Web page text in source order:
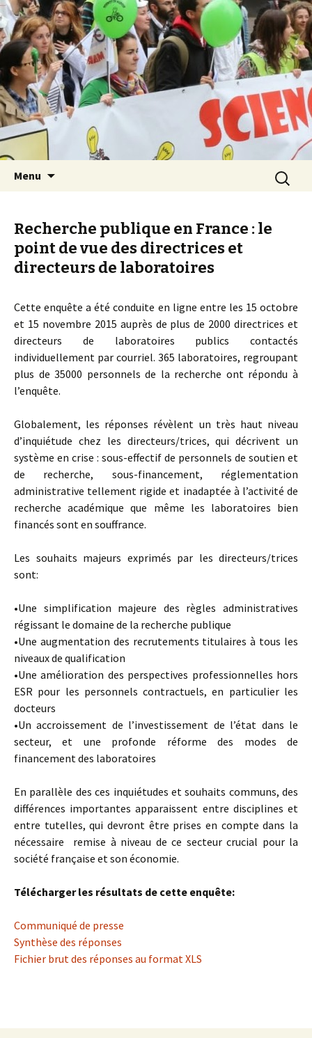
Les Sciences sont notre avenir
Menu
Recherche publique en France : le
point de vue des directrices et
directeurs de laboratoires
Cette enquête a été conduite en ligne entre les 15 octobre
et 15 novembre 2015 auprès de plus de 2000 directrices et
directeurs de laboratoires publics contactés
individuellement par courriel. 365 laboratoires, regroupant
plus de 35000 personnels de la recherche ont répondu à
l’enquête.
Globalement, les réponses révèlent un très haut niveau
d’inquiétude chez les directeurs/trices, qui décrivent un
système en crise : sous-effectif de personnels de soutien et
de recherche, sous-financement, réglementation
administrative tellement rigide et inadaptée à l’activité de
recherche académique que même les laboratoires bien
financés sont en souffrance.
Les souhaits majeurs exprimés par les directeurs/trices
sont:
•Une simplification majeure des règles administratives
régissant le domaine de la recherche publique
•Une augmentation des recrutements titulaires à tous les
niveaux de qualification
•Une amélioration des perspectives professionnelles hors
ESR pour les personnels contractuels, en particulier les
docteurs
•Un accroissement de l’investissement de l’état dans le
secteur, et une profonde réforme des modes de
financement des laboratoires
En parallèle des ces inquiétudes et souhaits communs, des
différences importantes apparaissent entre disciplines et
entre tutelles, qui devront être prises en compte dans la
nécessaire remise à niveau de ce secteur crucial pour la
société française et son économie.
Télécharger les résultats de cette enquête:
Communiqué de presse
Synthèse des réponses
Fichier brut des réponses au format XLS